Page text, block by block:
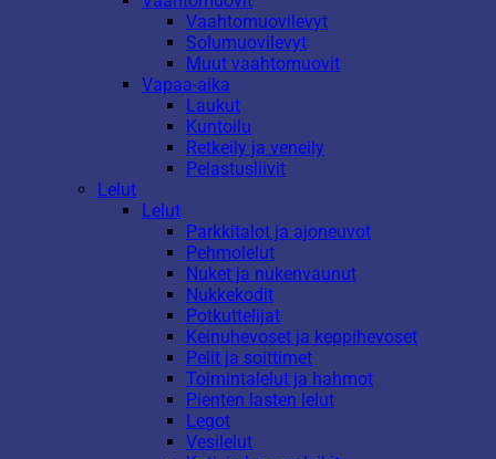
Vaahtomuovilevyt
Solumuovilevyt
Muut vaahtomuovit
Vapaa-aika
Laukut
Kuntoilu
Retkeily ja veneily
Pelastusliivit
Lelut
Lelut
Parkkitalot ja ajoneuvot
Pehmolelut
Nuket ja nukenvaunut
Nukkekodit
Potkuttelijat
Keinuhevoset ja keppihevoset
Pelit ja soittimet
Toimintalelut ja hahmot
Pienten lasten lelut
Legot
Vesilelut